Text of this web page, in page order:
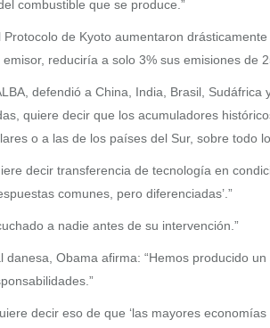
combustible que se produce.”
de Kyoto aumentaron
reduciría a solo 3% sus emisiones de
defendió a China, India, Brasil,
quiere decir que los acumuladores
o a las de los países del Sur, sobre todo
decir transferencia de tecnología en
comunes, pero diferenciadas’.”
a nadie antes de su intervención.”
Obama afirma: “Hemos producido
decir eso de que ‘las mayores